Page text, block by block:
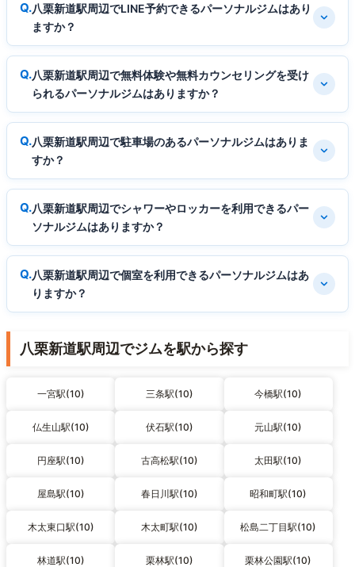
八栗新道駅周辺でLINE予約できるパーソナルジムはあり
ますか？
八栗新道駅周辺で無料体験や無料カウンセリングを受け
られるパーソナルジムはありますか？
八栗新道駅周辺で駐車場のあるパーソナルジムはありま
すか？
八栗新道駅周辺でシャワーやロッカーを利用できるパー
ソナルジムはありますか？
八栗新道駅周辺で個室を利用できるパーソナルジムはあ
りますか？
八栗新道駅周辺でジムを駅から探す
一宮駅(10) 三条駅(10) 今橋駅(10)
仏生山駅(10) 伏石駅(10) 元山駅(10)
円座駅(10) 古高松駅(10) 太田駅(10)
屋島駅(10) 春日川駅(10) 昭和町駅(10)
木太東口駅(10) 木太町駅(10) 松島二丁目駅(10)
林道駅(10) 栗林駅(10) 栗林公園駅(10)